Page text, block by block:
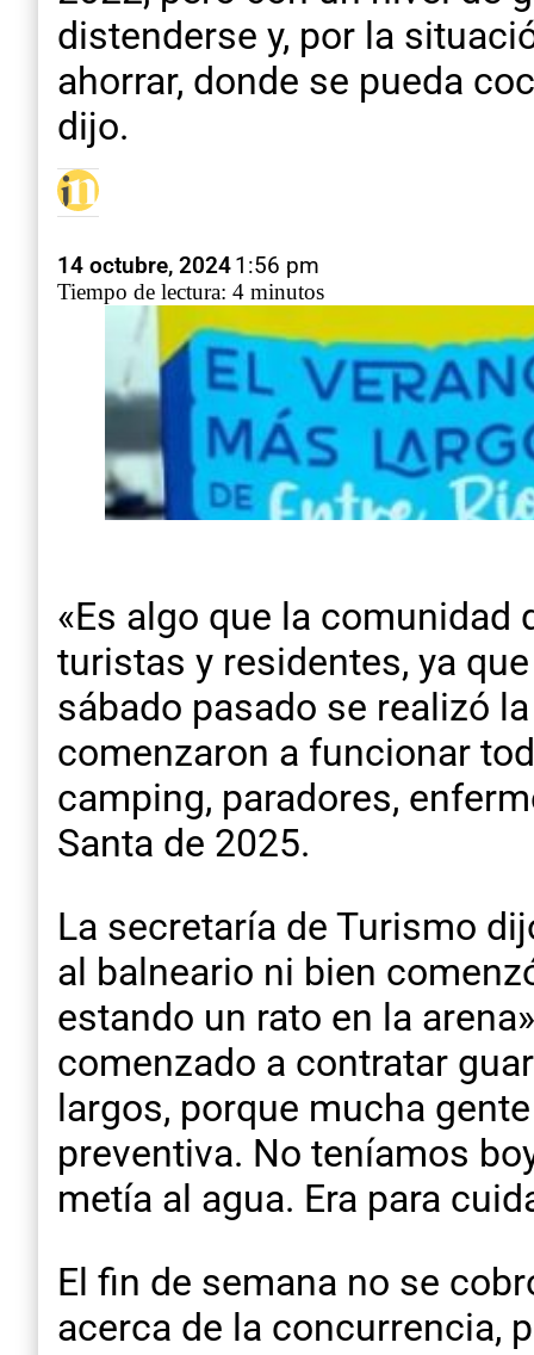
distenderse y, por la
ahorrar, donde se pueda
dijo.
14 octubre, 20241:56 pm
Tiempo de lectura: 4 minutos
«Es algo que la comunidad
turistas y residentes, ya
sábado pasado se realizó
comenzaron a funcionar
camping, paradores,
Santa de 2025.
La secretaría de Turismo
al balneario ni bien
estando un rato en la
comenzado a contratar
largos, porque mucha
preventiva. No teníamos
metía al agua. Era para
El fin de semana no se
acerca de la concurrencia,